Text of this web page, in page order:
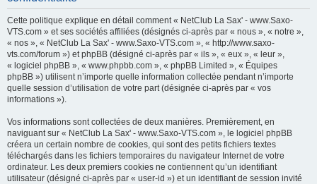
h
Cette politique explique en détail comment « NetClub La Sax' - www.Saxo-
VTS.com » et ses sociétés affiliées (désignés ci-après par « nous », « notre »,
« nos », « NetClub La Sax' - www.Saxo-VTS.com », « http://www.saxo-
vts.com/forum ») et phpBB (désigné ci-après par « ils », « eux », « leur »,
« logiciel phpBB », « www.phpbb.com », « phpBB Limited », « Équipes
phpBB ») utilisent n’importe quelle information collectée pendant n’importe
quelle session d’utilisation de votre part (désignée ci-après par « vos
informations »).
Vos informations sont collectées de deux manières. Premièrement, en
naviguant sur « NetClub La Sax' - www.Saxo-VTS.com », le logiciel phpBB
créera un certain nombre de cookies, qui sont des petits fichiers textes
téléchargés dans les fichiers temporaires du navigateur Internet de votre
ordinateur. Les deux premiers cookies ne contiennent qu’un identifiant
utilisateur (désigné ci-après par « user-id ») et un identifiant de session invité